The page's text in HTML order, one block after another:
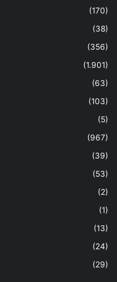
(170)
(38)
(356)
(1.901)
(63)
(103)
(5)
(967)
(39)
(53)
(2)
(1)
(13)
(24)
(29)